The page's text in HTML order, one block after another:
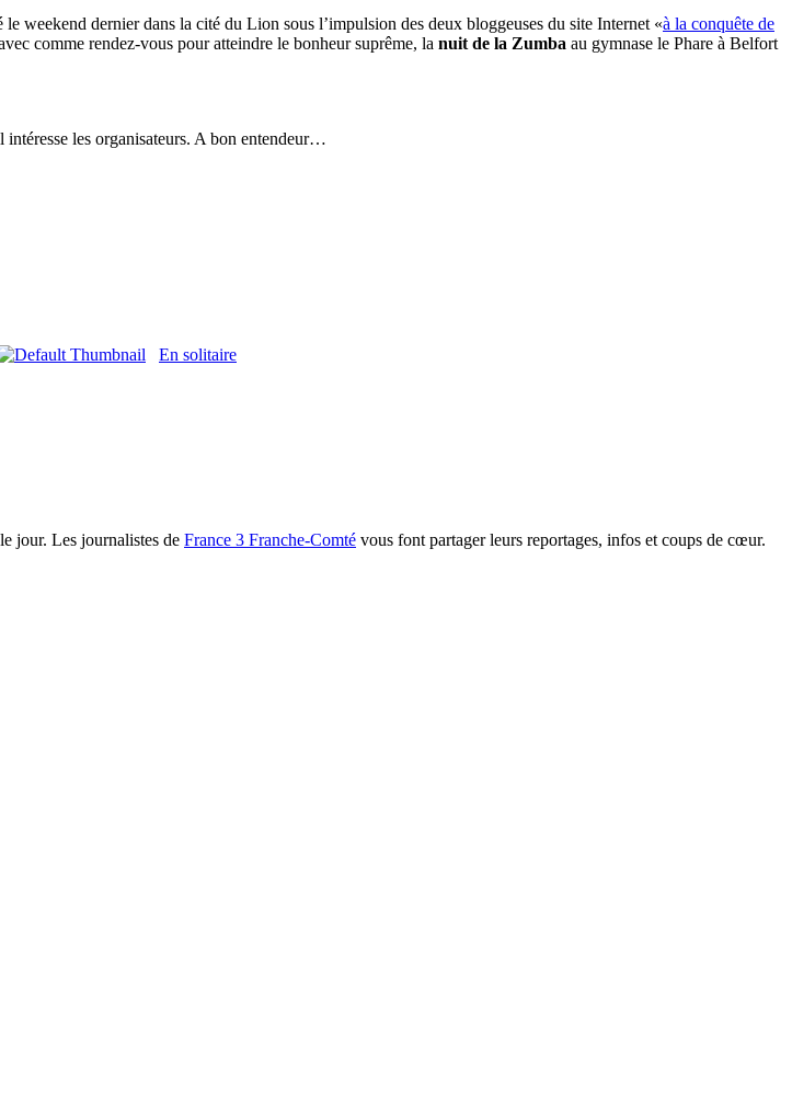
weekend dernier dans la cité du Lion sous l’impulsion des deux bloggeuses du site Internet «à la conquête de
comme rendez-vous pour atteindre le bonheur suprême, la nuit de la Zumba au gymnase le Phare à Belfort
les organisateurs. A bon entendeur…
En solitaire
jour. Les journalistes de France 3 Franche-Comté vous font partager leurs reportages, infos et coups de cœur.